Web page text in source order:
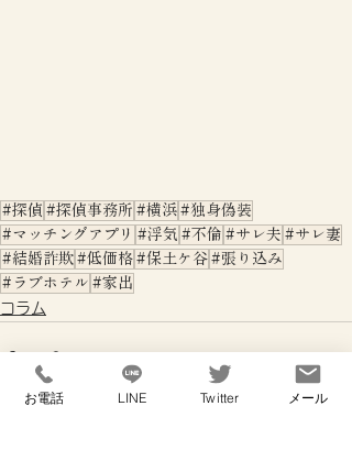
#探偵 #探偵事務所 #横浜 #独身偽装
#マッチングアプリ #浮気 #不倫 #サレ夫 #サレ妻
#結婚詐欺 #低価格 #保土ケ谷 #張り込み
#ラブホテル #家出
コラム
お電話 LINE Twitter メール